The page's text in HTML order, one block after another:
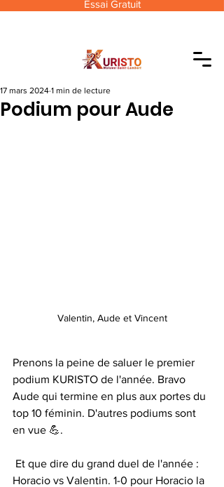
Essai Gratuit
Podium pour Aude
17 mars 2024 1 min de lecture
Valentin, Aude et Vincent
Prenons la peine de saluer le premier
podium KURISTO de l'année. Bravo
Aude qui termine en plus aux portes du
top 10 féminin. D'autres podiums sont
en vue 💪.
Et que dire du grand duel de l'année :
Horacio vs Valentin. 1-0 pour Horacio la